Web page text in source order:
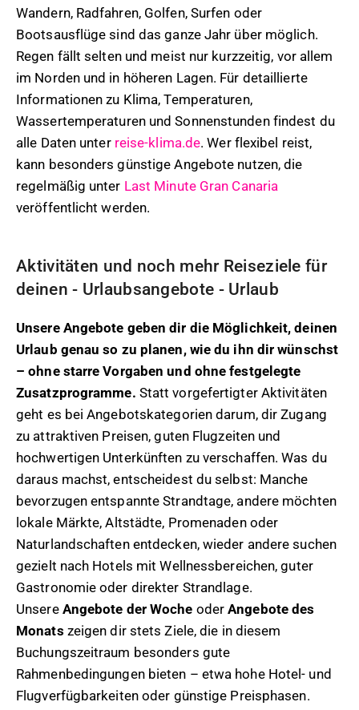
Wandern, Radfahren, Golfen, Surfen oder
Bootsausflüge sind das ganze Jahr über möglich.
Regen fällt selten und meist nur kurzzeitig, vor allem
im Norden und in höheren Lagen. Für detaillierte
Informationen zu Klima, Temperaturen,
Wassertemperaturen und Sonnenstunden findest du
alle Daten unter reise-klima.de. Wer flexibel reist,
kann besonders günstige Angebote nutzen, die
regelmäßig unter Last Minute Gran Canaria
veröffentlicht werden.
Aktivitäten und noch mehr Reiseziele für
deinen - Urlaubsangebote - Urlaub
Unsere Angebote geben dir die Möglichkeit, deinen
Urlaub genau so zu planen, wie du ihn dir wünschst
– ohne starre Vorgaben und ohne festgelegte
Zusatzprogramme. Statt vorgefertigter Aktivitäten
geht es bei Angebotskategorien darum, dir Zugang
zu attraktiven Preisen, guten Flugzeiten und
hochwertigen Unterkünften zu verschaffen. Was du
daraus machst, entscheidest du selbst: Manche
bevorzugen entspannte Strandtage, andere möchten
lokale Märkte, Altstädte, Promenaden oder
Naturlandschaften entdecken, wieder andere suchen
gezielt nach Hotels mit Wellnessbereichen, guter
Gastronomie oder direkter Strandlage.
Unsere Angebote der Woche oderAngebote des
Monats zeigen dir stets Ziele, die in diesem
Buchungszeitraum besonders gute
Rahmenbedingungen bieten – etwa hohe Hotel- und
Flugverfügbarkeiten oder günstige Preisphasen.